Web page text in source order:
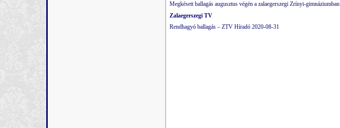
Megkésett ballagás augusztus végén a zalaegerszegi Zrínyi-gimnáziumban
Zalaegerszegi TV
Rendhagyó ballagás – ZTV Híradó 2020-08-31